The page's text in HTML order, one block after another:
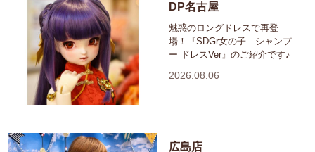
DP名古屋
魅惑のロングドレスで再登
場！『SDGr女の子 シャンプ
ー ドレスVer』のご紹介です♪
2026.08.06
広島店